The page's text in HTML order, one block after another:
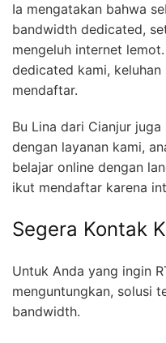
Ia mengatakan bahwa
bandwidth dedicated,
mengeluh internet
dedicated kami,
mendaftar.
Bu Lina dari Cianjur
dengan layanan kami,
belajar online dengan
ikut mendaftar karena
Segera Kontak
Untuk Anda yang ingin
menguntungkan, solusi
bandwidth.